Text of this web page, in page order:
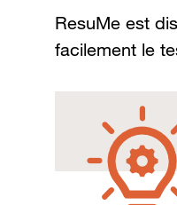
ResuMe est
facilement le